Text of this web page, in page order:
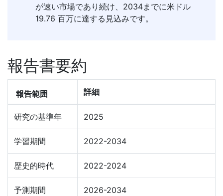
が速い市場であり続け、2034までに米ドル
19.76 百万に達する見込みです。
報告書要約
報告範囲 詳細
研究の基準年 2025
学習期間 2022-2034
歴史的時代 2022-2024
予測期間 2026-2034